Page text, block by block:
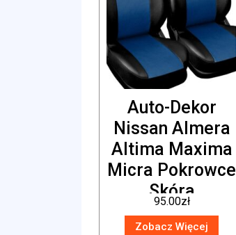
Auto-Dekor
Nissan Almera
Altima Maxima
Micra Pokrowce
Skóra
95.00zł
Zobacz Więcej